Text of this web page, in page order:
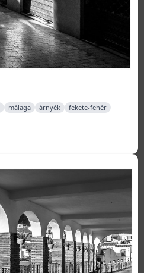
málaga árnyék
fekete-fehér